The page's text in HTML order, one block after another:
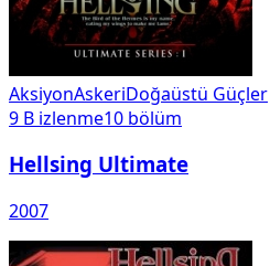
AksiyonAskeriDoğaüstü Güçler
9 B izlenme10 bölüm
Hellsing Ultimate
2007